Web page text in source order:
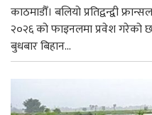
काठमाडौँ। बलियो प्रतिद्वन्द्वी
२०२६ को फाइनलमा प्रवेश गरेको
बुधबार बिहान...